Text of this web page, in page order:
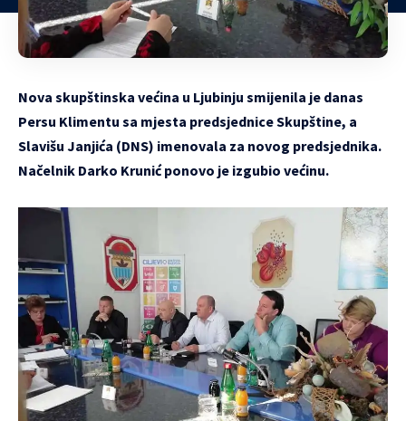
Nova skupštinska većina u Ljubinju smijenila je danas
Persu Klimentu sa mjesta predsjednice Skupštine, a
Slavišu Janjića (DNS) imenovala za novog predsjednika.
Načelnik Darko Krunić ponovo je izgubio većinu.